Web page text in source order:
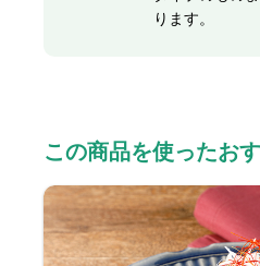
ります。
この商品を使ったお